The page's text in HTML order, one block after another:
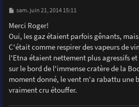
M
s
s
a
g
e
sam. juin 21, 2014 15:11
Merci Roger!
Oui, les gaz étaient parfois gênants,
C'était comme respirer des vapeurs de
l'Etna étaient nettement plus agressifs
sur le bord de l'immense cratère de la
moment donné, le vent m'a rabattu une
vraiment cru étouffer.